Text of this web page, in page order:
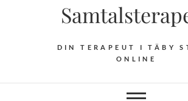
DIN TERAPEUT I TÄBY
ONLINE